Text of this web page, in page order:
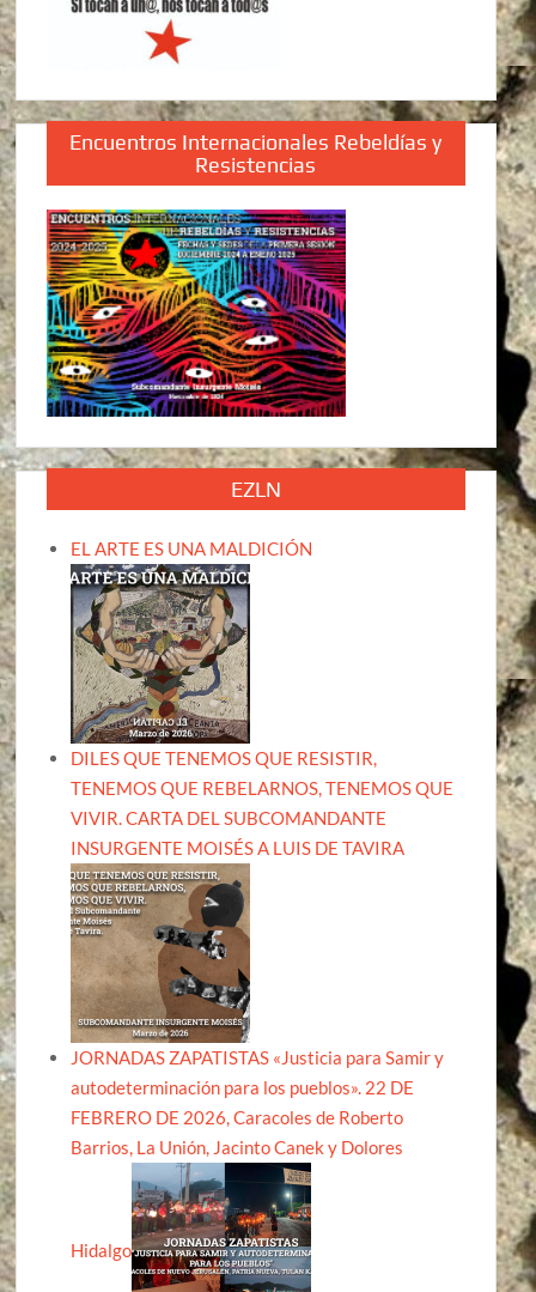
Encuentros Internacionales Rebeldías y
Resistencias
EZLN
EL ARTE ES UNA MALDICIÓN
DILES QUE TENEMOS QUE RESISTIR,
TENEMOS QUE REBELARNOS, TENEMOS QUE
VIVIR. CARTA DEL SUBCOMANDANTE
INSURGENTE MOISÉS A LUIS DE TAVIRA
JORNADAS ZAPATISTAS «Justicia para Samir y
autodeterminación para los pueblos». 22 DE
FEBRERO DE 2026, Caracoles de Roberto
Barrios, La Unión, Jacinto Canek y Dolores
Hidalgo